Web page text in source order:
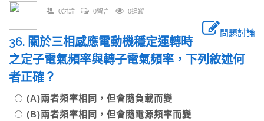
0討論 0留言 0追蹤
問題討論
36. 關於三相感應電動機穩定運轉時
之定子電氣頻率與轉子電氣頻率，下列敘述何
者正確？
(A)兩者頻率相同，但會隨負載而變
(B)兩者頻率相同，但會隨電源頻率而變